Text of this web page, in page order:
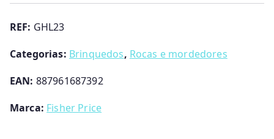
Clic-
Clac
REF: GHL23
Categorias: Brinquedos, Rocas e mordedores
EAN: 887961687392
Marca: Fisher Price